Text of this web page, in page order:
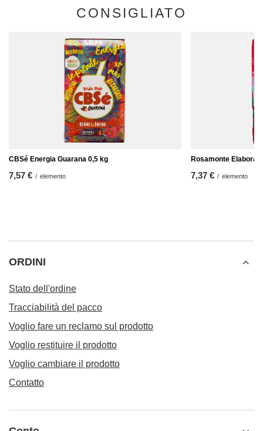
CONSIGLIATO
CBSé Energia Guarana 0,5 kg
7,57 € / elemento
Rosamonte
7,37 € / elemento
ORDINI
Stato dell'ordine
Tracciabilità del pacco
Voglio fare un reclamo sul prodotto
Voglio restituire il prodotto
Voglio cambiare il prodotto
Contatto